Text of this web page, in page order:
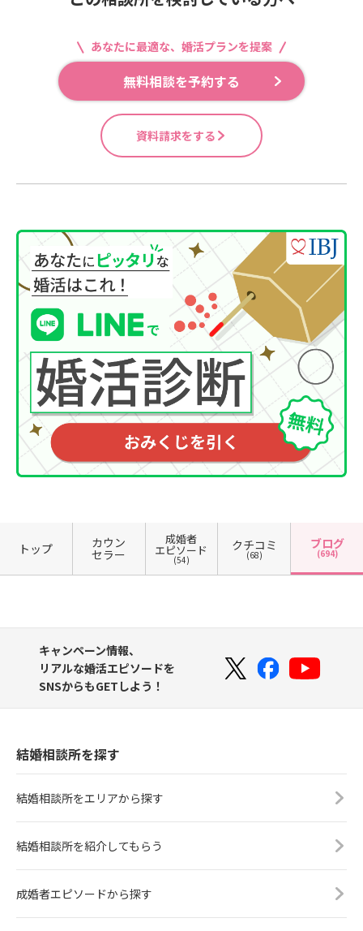
あなたに最適な、婚活プランを提案
無料相談を予約する
資料請求をする
トップ カウン
セラー
成婚者
エピソード
(54)
クチコミ
(68)
ブログ
(694)
キャンペーン情報、
リアルな婚活エピソードを
SNSからもGETしよう！
結婚相談所を探す
結婚相談所をエリアから探す
結婚相談所を紹介してもらう
成婚者エピソードから探す